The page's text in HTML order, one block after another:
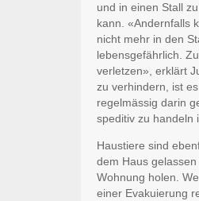
und in einen Stall
kann. «Andernfalls
nicht mehr in den
lebensgefährlich.
verletzen», erklärt
zu verhindern, ist
regelmässig darin
speditiv zu handeln
Haustiere sind
dem Haus
Wohnung holen.
einer Evakuierung